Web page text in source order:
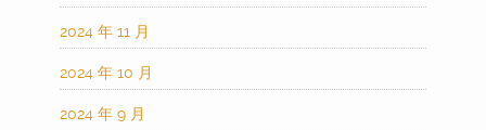
2024 年 11 月
2024 年 10 月
2024 年 9 月